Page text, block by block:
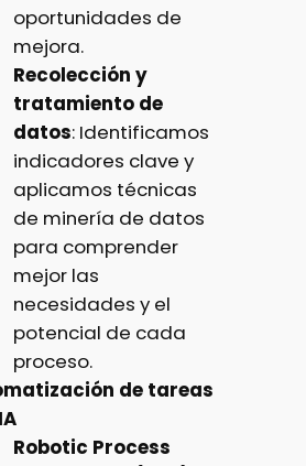
oportunidades de
mejora.
Recolección y
tratamiento de
datos: Identificamos
indicadores clave y
aplicamos técnicas
de minería de datos
para comprender
mejor las
necesidades y el
potencial de cada
proceso.
de tareas
Robotic Process